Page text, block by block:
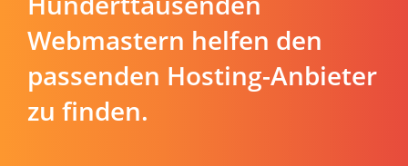
Webmastern helfen den
passenden Hosting-Anbieter
zu finden.